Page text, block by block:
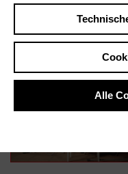
In Filmen /
Alle